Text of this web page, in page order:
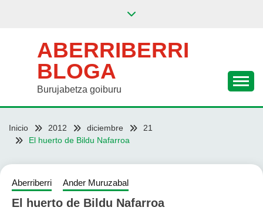
ABERRIBERRI
BLOGA
Burujabetza goiburu
Inicio 2012 diciembre
21
El huerto de Bildu Nafarroa
Aberriberri Ander Muruzabal
El huerto de Bildu Nafarroa